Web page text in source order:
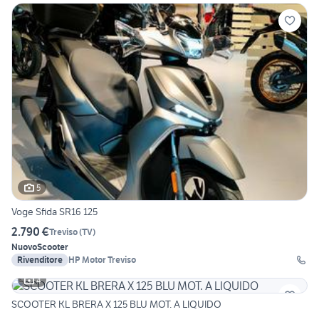
5
Voge Sfida SR16 125
2.790 €Treviso(TV)
NuovoScooter
Rivenditore HP Motor Treviso
4
SCOOTER KL BRERA X 125 BLU MOT. A LIQUIDO